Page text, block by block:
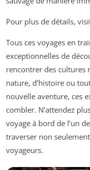
Pour plus de détails,
Tous ces voyages en
exceptionnelles de
rencontrer des cultures
nature, d’histoire ou
nouvelle aventure, ces
combler. N’attendez
voyage à bord de l’un
traverser non
voyageurs.